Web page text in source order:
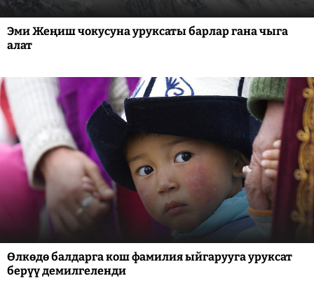
Эми Жеңиш чокусуна уруксаты барлар гана чыга
алат
Өлкөдө балдарга кош фамилия ыйгарууга уруксат
берүү демилгеленди